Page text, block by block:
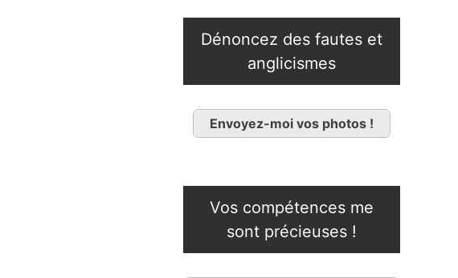
Dénoncez des fautes et
anglicismes
Envoyez-moi vos photos !
Vos compétences me
sont précieuses !